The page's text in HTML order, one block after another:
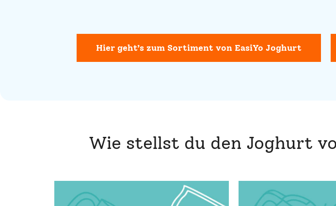
Hier geht’s zum Sortiment von EasiYo Joghurt
Wie stellst du den Joghurt